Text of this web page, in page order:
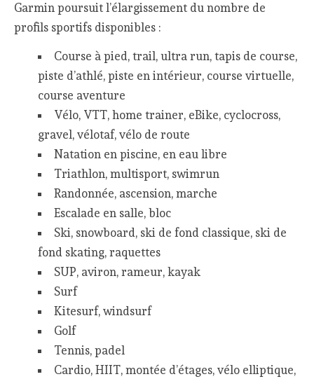
Garmin poursuit l’élargissement du nombre de
profils sportifs disponibles :
Course à pied, trail, ultra run, tapis de course,
piste d’athlé, piste en intérieur, course virtuelle,
course aventure
Vélo, VTT, home trainer, eBike, cyclocross,
gravel, vélotaf, vélo de route
Natation en piscine, en eau libre
Triathlon, multisport, swimrun
Randonnée, ascension, marche
Escalade en salle, bloc
Ski, snowboard, ski de fond classique, ski de
fond skating, raquettes
SUP, aviron, rameur, kayak
Surf
Kitesurf, windsurf
Golf
Tennis, padel
Cardio, HIIT, montée d’étages, vélo elliptique,